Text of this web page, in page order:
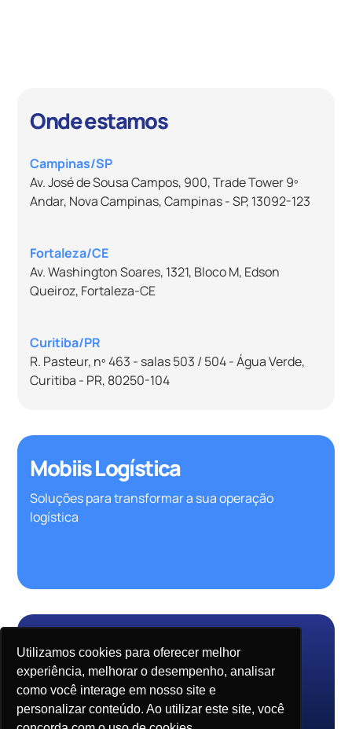
Utilizamos cookies para oferecer melhor
experiência, melhorar o desempenho, analisar
como você interage em nosso site e
personalizar conteúdo. Ao utilizar este site, você
Mobiis Logística
Soluções para transformar a sua operação
logística
Onde estamos
Campinas/SP
Av. José de Sousa Campos, 900, Trade Tower 9º
Andar, Nova Campinas, Campinas - SP, 13092-123
Fortaleza/CE
Av. Washington Soares, 1321, Bloco M, Edson
Queiroz, Fortaleza-CE
Curitiba/PR
R. Pasteur, nº 463 - salas 503 / 504 - Água Verde,
Curitiba - PR, 80250-104
Home Sobre
Parcerias
Código de Conduta